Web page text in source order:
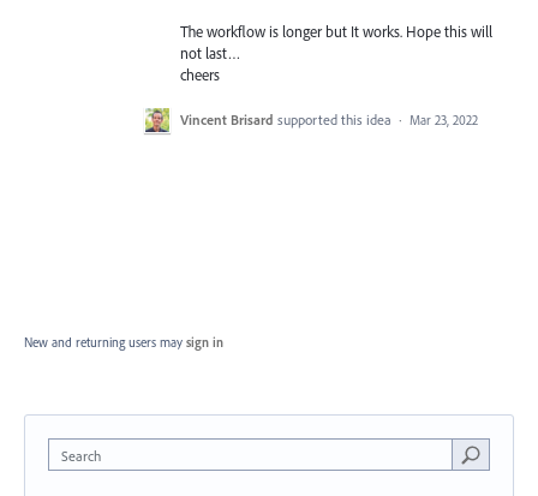
The workflow is longer but It works. Hope this will
not last…
cheers
Vincent Brisard supported this idea · Mar 23, 2022
New and returning users may sign in
Search